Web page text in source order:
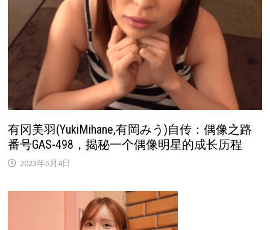
有冈美羽(YukiMihane,有岡みう)自传：偶像之路
番号GAS-498，揭秘一个偶像明星的成长历程
2023年5月4日